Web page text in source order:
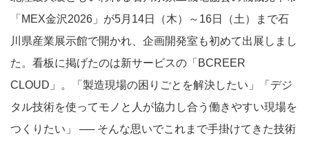
「MEX金沢2026」が5月14日（木）～16日（土）まで石
川県産業展示館で開かれ、企画開発室も初めて出展しまし
た。看板に掲げたのは新サービスの「BCREER
CLOUD」。「製造現場の困りごとを解決したい」「デジ
タル技術を使ってモノと人が協力し合う働きやすい現場を
つくりたい」 ── そんな思いでこれまで手掛けてきた技術